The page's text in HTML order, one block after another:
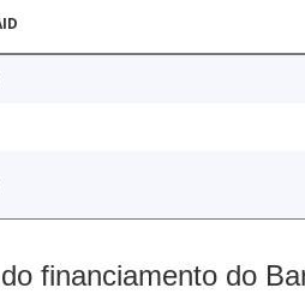
financiamento do